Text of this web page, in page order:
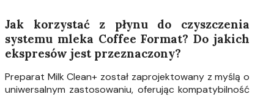
Jak korzystać z płynu do czyszczenia
systemu mleka Coffee Format? Do jakich
ekspresów jest przeznaczony?
Preparat Milk Clean+ został zaprojektowany z myślą o
uniwersalnym zastosowaniu, oferując kompatybilność